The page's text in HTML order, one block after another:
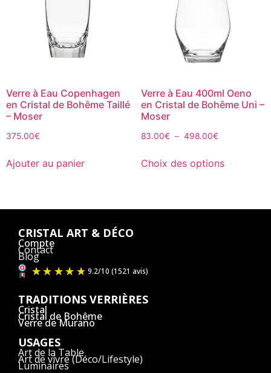
Verre à Eau Copenhagen
en Cristal de Bohême Taillé
– Moser
375.00€
Ajouter au panier
Verre à Eau 400ml Oeno
en Cristal de Bohême Uni –
Moser
83.00€ – 498.00€
Choix des options
CRISTAL ART & DÉCO
Compte
Contact
Blog
TRADITIONS VERRIÈRES
Cristal
Cristal de Bohême
Verre de Murano
USAGES
Art de la Table
Art de vivre (Déco/Lifestyle)
Luminaires